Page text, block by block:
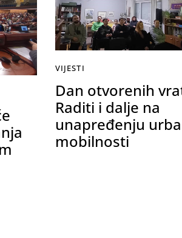
VIJESTI
Dan otvorenih
Raditi i dalje na
unapređenju
mobilnosti